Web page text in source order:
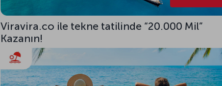
Viravira.co ile tekne tatilinde “20.000 Mil”
Kazanın!